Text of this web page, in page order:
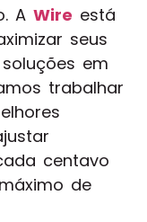
A Wire está
seus
em
trabalhar
centavo
de